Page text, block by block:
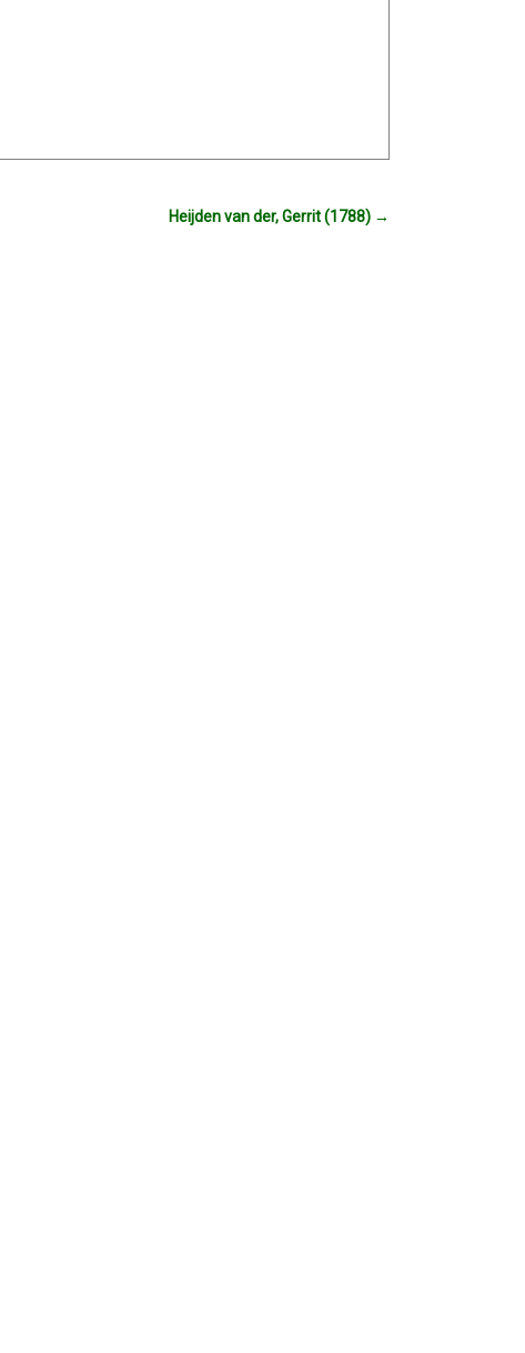
Heijden van der, Gerrit (1788) →